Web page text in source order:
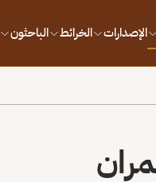
الإصدارات الخرائط الباحثون